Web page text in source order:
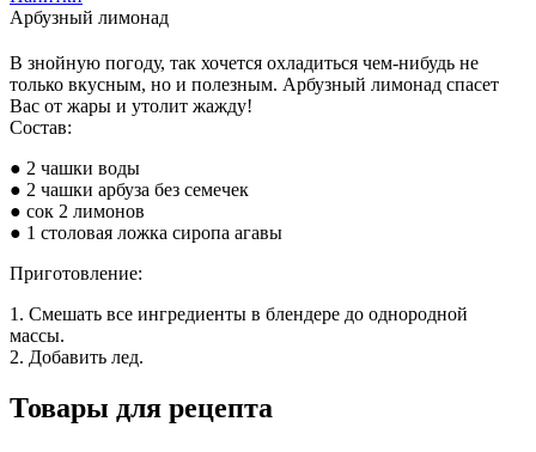
Арбузный лимонад
В знойную погоду, так хочется охладиться чем-нибудь не
только вкусным, но и полезным. Арбузный лимонад спасет
Вас от жары и утолит жажду!
Состав:
● 2 чашки воды
● 2 чашки арбуза без семечек
● сок 2 лимонов
● 1 столовая ложка сиропа агавы
Приготовление:
1. Смешать все ингредиенты в блендере до однородной
массы.
2. Добавить лед.
Товары для рецепта